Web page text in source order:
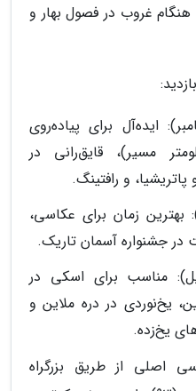
غروب در فصول بهار و
ایده‌آل برای پیاده‌روی
از 1000 کیلومتر مسیر)، قایق‌رانی در
و رافتینگ.
بهترین زمان برای عکاسی،
جشنواره آسمان تاریک.
مناسب برای اسکی در
یخ‌نوردی در دره ملاین و
یخ‌زده.
اصلی از طریق بزرگراه